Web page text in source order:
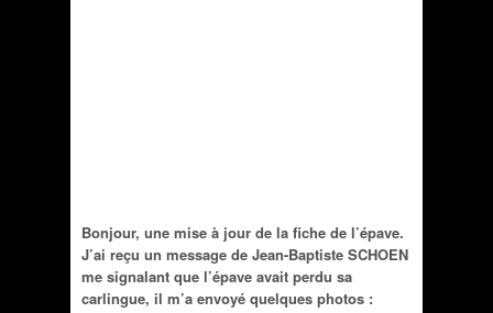
Bonjour, une mise à jour de la fiche de l’épave.
J’ai reçu un message de Jean-Baptiste SCHOEN
me signalant que l’épave avait perdu sa
carlingue, il m’a envoyé quelques photos :